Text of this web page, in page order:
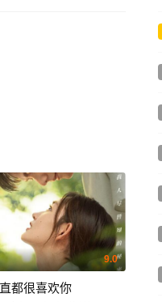
9.0
都很喜欢你